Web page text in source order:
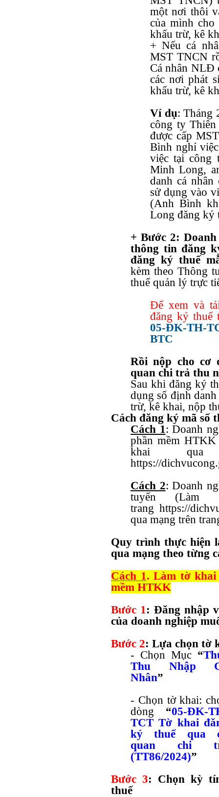
một nơi thôi
của mình cho
khấu trừ, kê
+ Nếu cá
MST TNCN
Cá nhân NLĐ
các nơi phát
khấu trừ, kê
Ví dụ: Tháng
công ty
được cấp
Bình nghỉ
việc tại
Minh Long,
danh cá
sử dụng vào
(Anh Bình
Long đăng ký
+ Bước 2:
thông tin đăng
đăng ký thuế
kèm theo Thông
thuế quản lý trực
Để xem và
đăng ký thuế
05-ĐK-TH-
BTC
Rồi nộp cho cơ
quan chi trả thu
Sau khi đăng ký
dụng số định
trừ, kê khai, nộp
Cách đăng ký mã số
Cách 1: Doanh
phần mềm
khai
https://
Cách 2: Doanh
tuyến
tranghttps://
qua mạng trên
Quy trình thực hiện
qua mạng theo từng
Cách 1. Làm tờ
mềm HTKK
Bước 1: Đăng nhập
của doanh nghiệp
Bước 2: Lựa chọn tờ
- Chọn Mục “
Thu Nhập
Nhân”
- Chọn tờ khai:
dòng “05-ĐK-
TCT Tờ khai
ký thuế qua
quan chi
(TT86/2024)”
Bước 3: Chọn kỳ
thuế